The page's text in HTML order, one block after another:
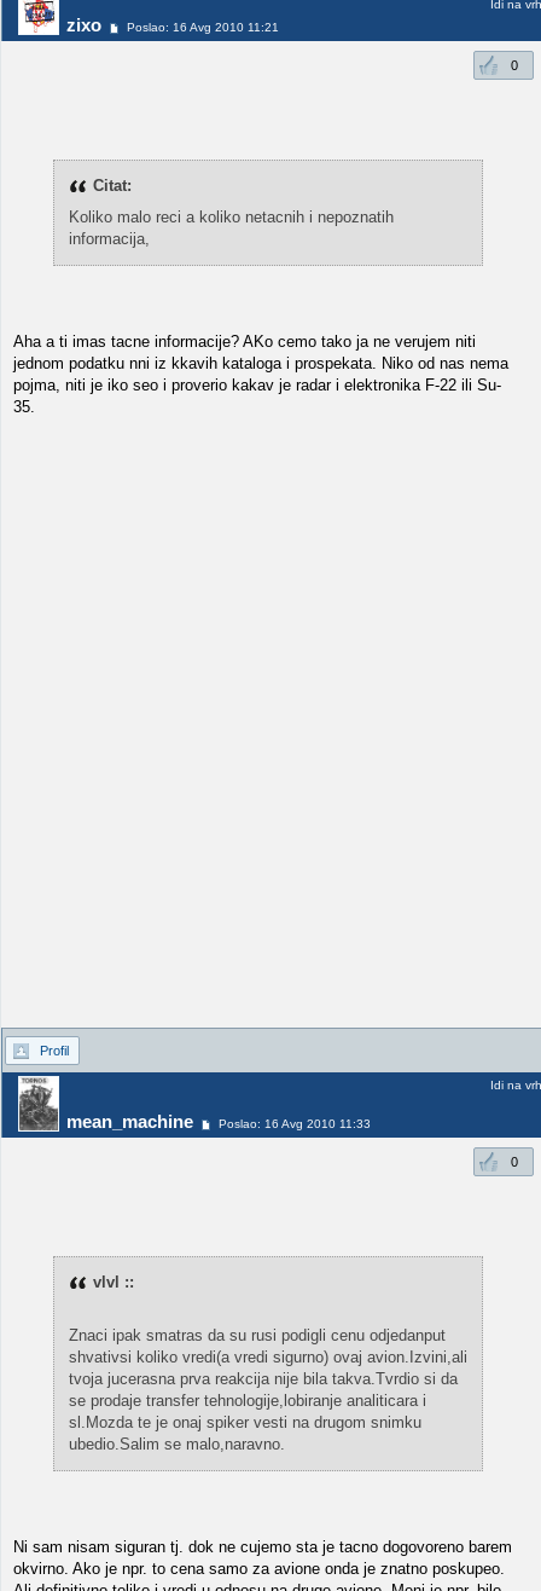
zixo Poslao: 16 Avg 2010 11:21
Idi na vrh
0
Citat:
Koliko malo reci a koliko netacnih i nepoznatih
informacija,
Aha a ti imas tacne informacije? AKo cemo tako ja ne verujem niti
jednom podatku nni iz kkavih kataloga i prospekata. Niko od nas nema
pojma, niti je iko seo i proverio kakav je radar i elektronika F-22 ili Su-
35.
Profil
mean_machine Poslao: 16 Avg 2010 11:33
Idi na vrh
0
vlvl ::
Znaci ipak smatras da su rusi podigli cenu odjedanput
shvativsi koliko vredi(a vredi sigurno) ovaj avion.Izvini,ali
tvoja jucerasna prva reakcija nije bila takva.Tvrdio si da
se prodaje transfer tehnologije,lobiranje analiticara i
sl.Mozda te je onaj spiker vesti na drugom snimku
ubedio.Salim se malo,naravno.
Ni sam nisam siguran tj. dok ne cujemo sta je tacno dogovoreno barem
okvirno. Ako je npr. to cena samo za avione onda je znatno poskupeo.